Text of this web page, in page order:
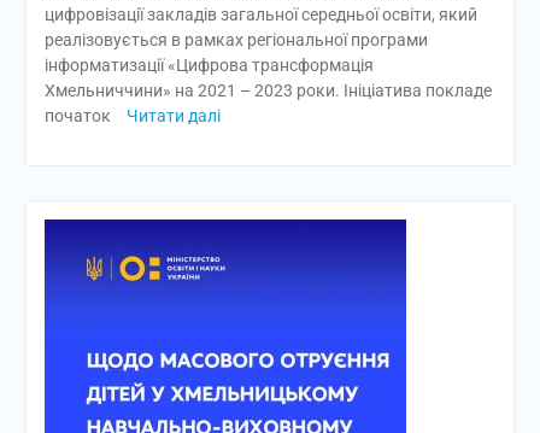
цифровізації закладів загальної середньої освіти, який
реалізовується в рамках регіональної програми
інформатизації «Цифрова трансформація
Хмельниччини» на 2021 – 2023 роки. Ініціатива покладе
початок
Читати далі